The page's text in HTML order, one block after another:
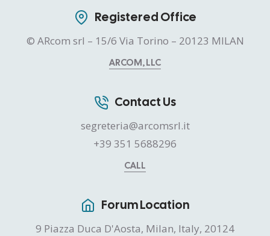
Registered Office
© ARcom srl – 15/6 Via Torino – 20123 MILAN
ARCOM, LLC
Contact Us
segreteria@arcomsrl.it
+39 351 5688296
CALL
Forum Location
9 Piazza Duca D'Aosta, Milan, Italy, 20124